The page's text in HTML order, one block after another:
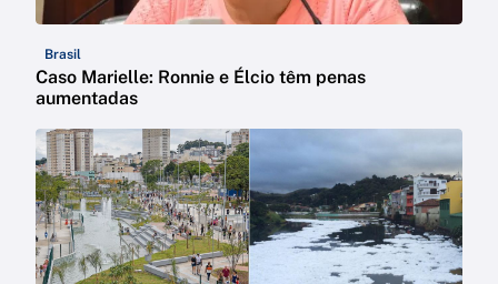
Brasil
Caso Marielle: Ronnie e Élcio têm penas
aumentadas